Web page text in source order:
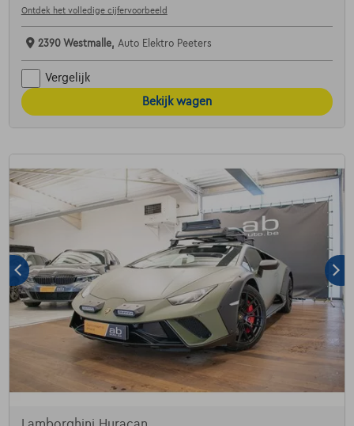
Ontdek het volledige cijfervoorbeeld
2390 Westmalle, Auto Elektro Peeters
Vergelijk
Bekijk wagen